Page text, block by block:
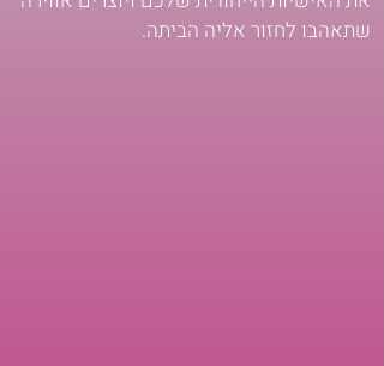
שתאהבו לחזור אליה הביתה.